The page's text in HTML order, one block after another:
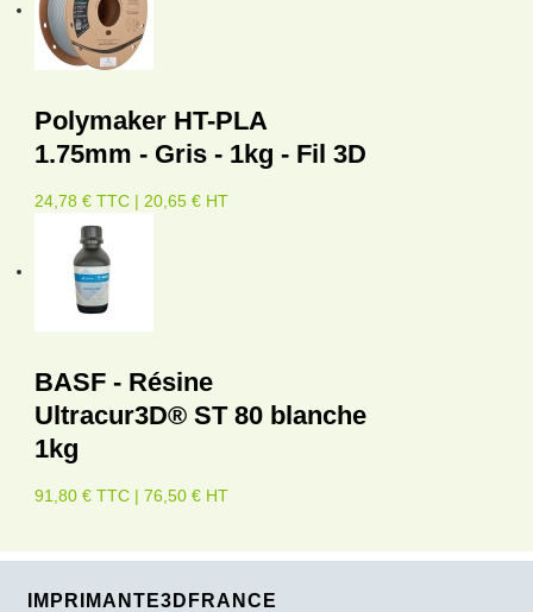
Polymaker HT-PLA
1.75mm - Gris - 1kg - Fil 3D
24,78 € TTC | 20,65 € HT
BASF - Résine
Ultracur3D® ST 80 blanche
1kg
91,80 € TTC | 76,50 € HT
IMPRIMANTE3DFRANCE